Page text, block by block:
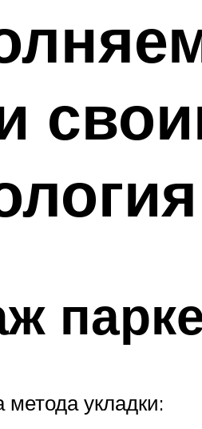
укладки: